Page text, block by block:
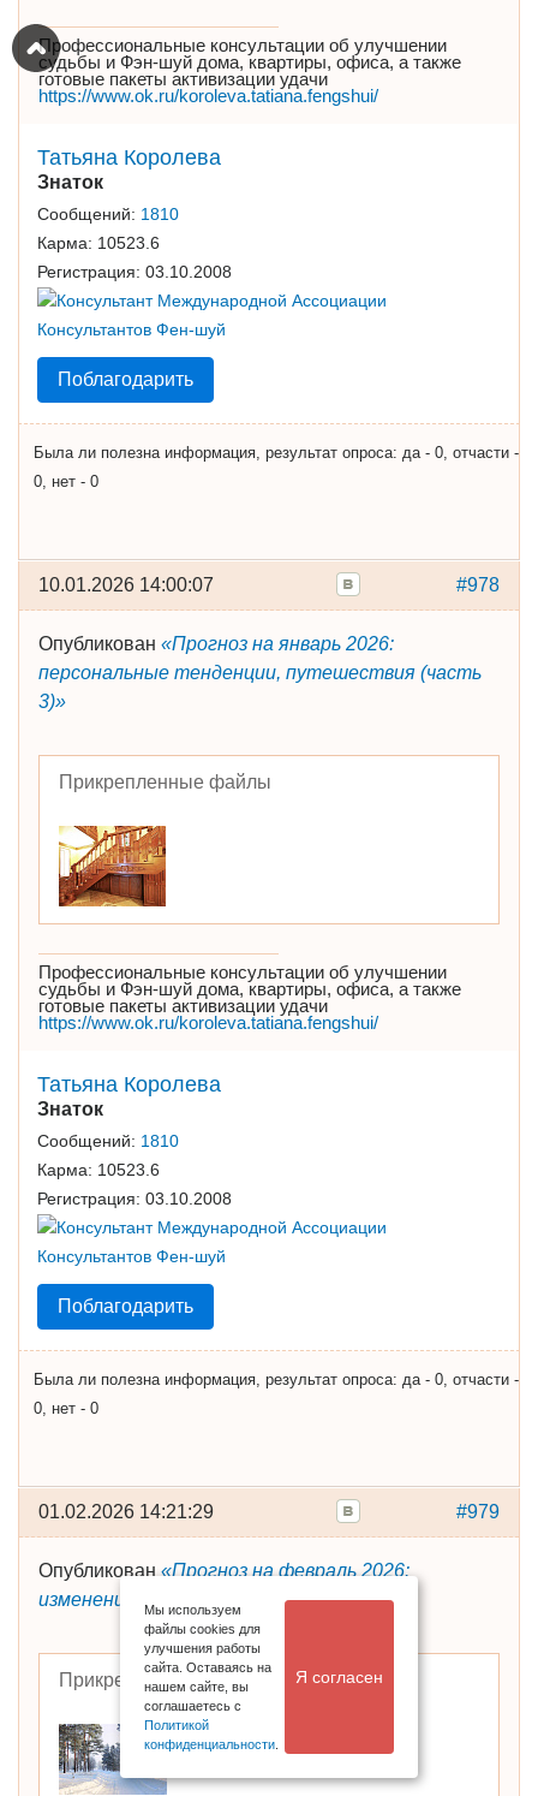
Профессиональные консультации об улучшении
судьбы и Фэн-шуй дома, квартиры, офиса, а также
готовые пакеты активизации удачи
https://www.ok.ru/koroleva.tatiana.fengshui/
Татьяна Королева
Знаток
Сообщений: 1810
Карма: 10523.6
Регистрация: 03.10.2008
Поблагодарить
Была ли полезна информация, результат опроса: да - 0, отчасти -
0, нет - 0
#978
10.01.2026 14:00:07
Опубликован «Прогноз на январь 2026:
персональные тенденции, путешествия (часть
3)»
Прикрепленные файлы
Профессиональные консультации об улучшении
судьбы и Фэн-шуй дома, квартиры, офиса, а также
готовые пакеты активизации удачи
https://www.ok.ru/koroleva.tatiana.fengshui/
Татьяна Королева
Знаток
Сообщений: 1810
Карма: 10523.6
Регистрация: 03.10.2008
Поблагодарить
Была ли полезна информация, результат опроса: да - 0, отчасти -
0, нет - 0
#979
01.02.2026 14:21:29
Опубликован «Прогноз на февраль 2026:
изменения!»
Прикрепленные файлы
Мы используем
файлы cookies для
улучшения работы
сайта. Оставаясь на
нашем сайте, вы
соглашаетесь с
Политикой
конфиденциальности
Я согласен